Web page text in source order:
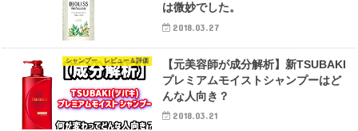
は微妙でした。
2018.03.27
シャンプー レビュー＆評価
【元美容師が成分解析】新TSUBAKI
プレミアムモイストシャンプーはど
んな人向き？
2018.03.21